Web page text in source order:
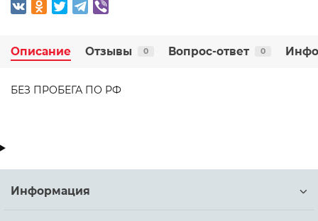
Описание Отзывы 0 Вопрос-ответ 0
БЕЗ ПРОБЕГА ПО РФ
Информация